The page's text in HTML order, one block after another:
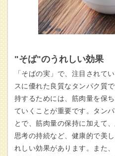
"そば"のうれしい効果
「そばの実」で、注目されて
スに優れた良質なタンパク質
持するためには、筋肉量を保
ていくことが重要です。タン
とで、筋肉量の保持に加えて
思考の持続など、健康的で美
れしい効果があります。また